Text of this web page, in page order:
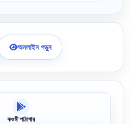
অনলাইন পড়ুন
কওমী পাঠাগার